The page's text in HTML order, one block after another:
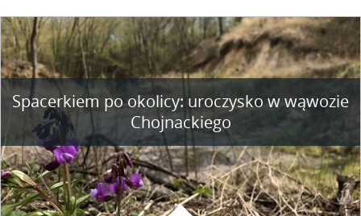
współpracy reklamowej z Hungary Vignette.
Spacerkiem po okolicy: uroczysko w wąwozie
Chojnackiego